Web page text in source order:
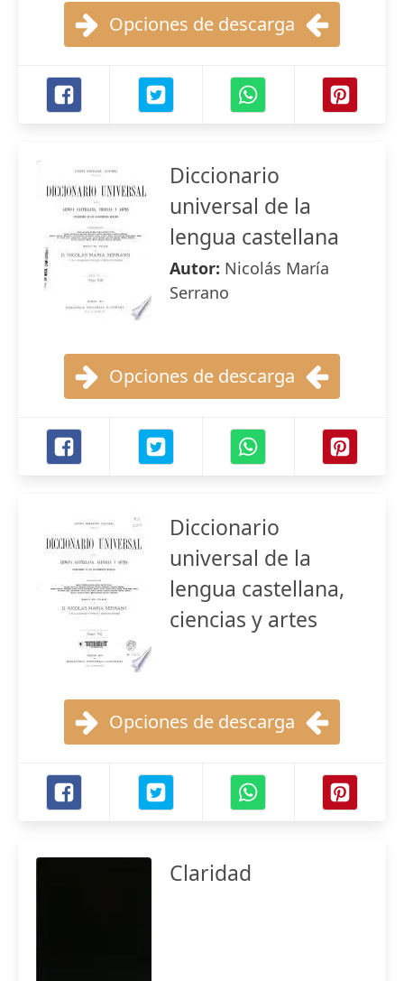
Opciones de descarga
Diccionario
universal de la
lengua castellana
Autor: Nicolás María
Serrano
Opciones de descarga
Diccionario
universal de la
lengua castellana,
ciencias y artes
Opciones de descarga
Claridad